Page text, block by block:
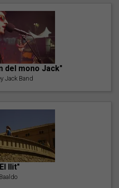
del mono Jack"
Jack Band
llit"
Baaldo